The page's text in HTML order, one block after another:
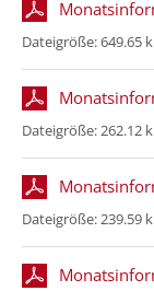
Dateigröße:649.65
Dateigröße:262.12
Dateigröße:239.59